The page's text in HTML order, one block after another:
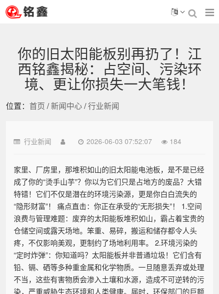
你的旧太阳能板别再扔了！江
西铭鑫揭秘：占空间、污染环
境、更让你损失一大笔钱！
位置： 首页 /新闻中心/行业新闻
行业新闻 2026-06-03 07:52:07 184
家里、厂房里，那堆积如山的旧太阳能电池板，是不是已经
成了你的“烫手山芋”？你以为它们只是占地方的废品？大错
特错！它们不仅是潜在的环境污染源，更是你白白流失的
“隐形财富”！ 痛点直击：你正在承受的“无形损失”！ 1.空间
浪费与管理难题：废弃的太阳能板堆积如山，霸占着宝贵的
仓储空间或露天场地。笨重、易碎，搬运和储存都令人头
疼，不仅影响美观，更制约了场地利用率。 2.环境污染的
“定时炸弹”：你知道吗？太阳能板并非普通垃圾！它们含有
铅、镉、硒等多种重金属和化学物质。一旦随意丢弃或处理
不当，这些有害物质会渗入土壤和水源，造成不可逆转的污
染，严重威胁生态环境和人类健康。届时，环保部门的巨额